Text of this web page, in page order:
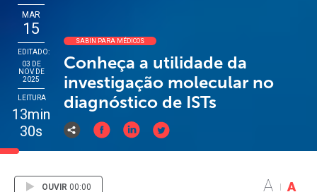
SABIN PARA MÉDICOS
Conheça a utilidade da
investigação molecular no
diagnóstico de ISTs
MAR
15
EDITADO:
03 DE
NOV DE
2025
LEITURA
13min
30s
OUVIR 00:00 A A